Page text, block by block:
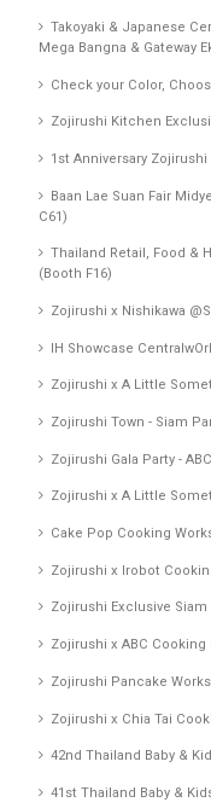
Takoyaki & Japanese
Mega Bangna & Gateway
Check your Color,
Zojirushi Kitchen
1st Anniversary
Baan Lae Suan Fair
C61)
Thailand Retail, Food &
(Booth F16)
Zojirushi x Nishikawa
IH Showcase
Zojirushi x A Little
Zojirushi Town - Siam
Zojirushi Gala Party -
Zojirushi x A Little
Cake Pop Cooking
Zojirushi x Irobot
Zojirushi Exclusive Siam
Zojirushi x ABC Cooking
Zojirushi Pancake
Zojirushi x Chia Tai
42nd Thailand Baby &
41st Thailand Baby &